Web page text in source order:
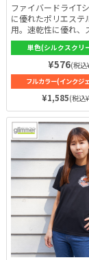
ファイバードライT
に優れたポリエステ
用。速乾性に優れ、
アクティブシーンは
シーンなど様々なシ
る万能アイテムです
快適な着心地を得
カラー展開は全20色
イズは全12展開なの
ら大人までご自身に
見つかります。
単色(シルクスクリ
¥576(税込
フルカラー(インクジ
¥1,585(税込